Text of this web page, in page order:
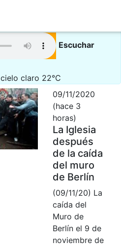
Escuchar
cielo claro 22°C
09/11/2020
(hace 3
horas)
La Iglesia
después
de la caída
del muro
de Berlín
(09/11/20) La
caída del
Muro de
Berlín el 9 de
noviembre de